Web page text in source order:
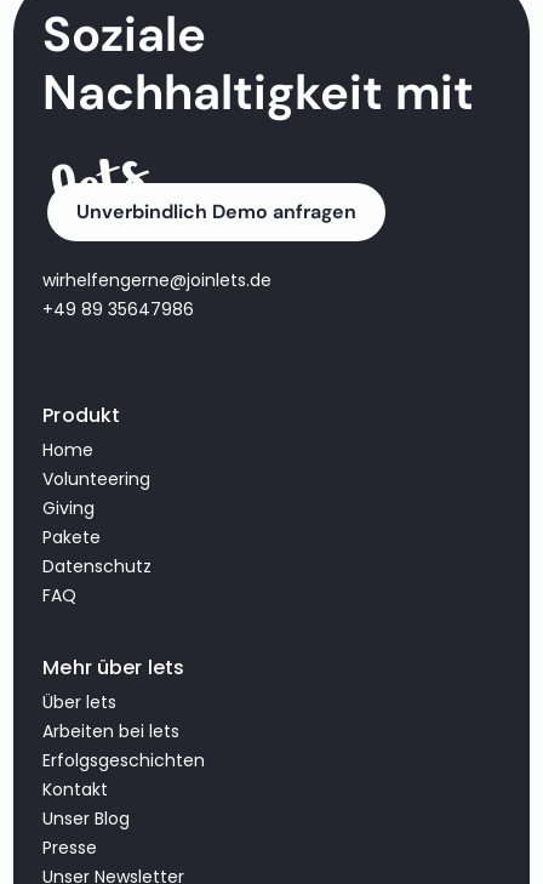
Soziale
Nachhaltigkeit mit
Unverbindlich Demo anfragen
wirhelfengerne@joinlets.de
+49 89 35647986
Produkt
Home
Volunteering
Giving
Pakete
Datenschutz
FAQ
Mehr über lets
Über lets
Arbeiten bei lets
Erfolgsgeschichten
Kontakt
Unser Blog
Presse
Unser Newsletter